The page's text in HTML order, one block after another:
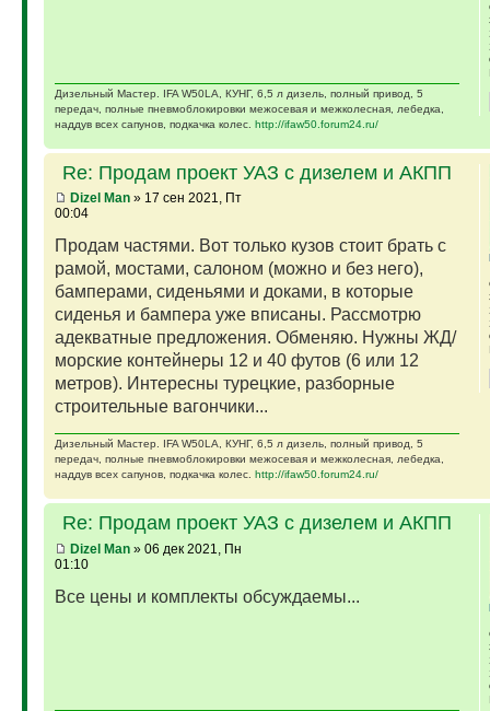
Дизельный Мастер. IFA W50LA, КУНГ, 6,5 л дизель, полный привод, 5
передач, полные пневмоблокировки межосевая и межколесная, лебедка,
наддув всех сапунов, подкачка колес. http://ifaw50.forum24.ru/
Re: Продам проект УАЗ с дизелем и АКПП
Dizel Man» 17 сен 2021, Пт
00:04
Продам частями. Вот только кузов стоит брать с
рамой, мостами, салоном (можно и без него),
бамперами, сиденьями и доками, в которые
сиденья и бампера уже вписаны. Рассмотрю
адекватные предложения. Обменяю. Нужны ЖД/
морские контейнеры 12 и 40 футов (6 или 12
метров). Интересны турецкие, разборные
строительные вагончики...
Дизельный Мастер. IFA W50LA, КУНГ, 6,5 л дизель, полный привод, 5
передач, полные пневмоблокировки межосевая и межколесная, лебедка,
наддув всех сапунов, подкачка колес. http://ifaw50.forum24.ru/
Re: Продам проект УАЗ с дизелем и АКПП
Dizel Man» 06 дек 2021, Пн
01:10
Все цены и комплекты обсуждаемы...